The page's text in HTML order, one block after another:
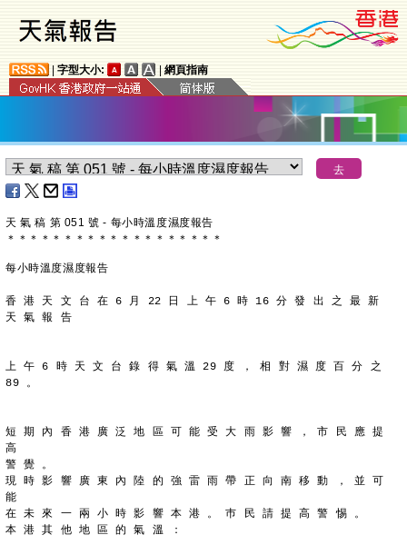
字型大小: 網頁指南
天 氣 稿 第 051 號 - 每小時溫度濕度報告
＊ ＊ ＊ ＊ ＊ ＊ ＊ ＊ ＊ ＊ ＊ ＊ ＊ ＊ ＊ ＊ ＊ ＊ ＊
每小時溫度濕度報告
香 港 天 文 台 在 6 月 22 日 上 午 6 時 16 分 發 出 之 最 新
天 氣 報 告
上 午 6 時 天 文 台 錄 得 氣 溫 29 度 ， 相 對 濕 度 百 分 之
89 。
短 期 內 香 港 廣 泛 地 區 可 能 受 大 雨 影 響 ， 市 民 應 提
高
警 覺 。
現 時 影 響 廣 東 內 陸 的 強 雷 雨 帶 正 向 南 移 動 ， 並 可
能
在 未 來 一 兩 小 時 影 響 本 港 。 巿 民 請 提 高 警 惕 。
本 港 其 他 地 區 的 氣 溫 ：